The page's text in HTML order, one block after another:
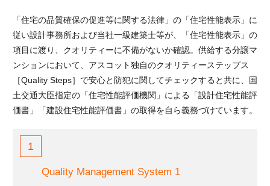
「住宅の品質確保の促進等に関する法律」の「住宅性能表示」に
従い設計事務所および当社一級建築士等が、「住宅性能表示」の
項目に渡り、クオリティーに不備がないか確認。供給する分譲マ
ンションにおいて、アスコット独自のクオリティーステップス
［Quality Steps］で安心と防犯に関してチェックすると共に、国
土交通大臣指定の「住宅性能評価機関」による「設計住宅性能評
価書」「建設住宅性能評価書」の取得を自ら義務づけています。
1
Quality Management System 1